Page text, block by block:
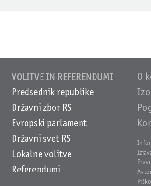
VOLITVE IN REFERENDUMI
Predsednik republike
Državni zbor RS
Evropski parlament
Državni svet RS
Lokalne volitve
Referendumi
O